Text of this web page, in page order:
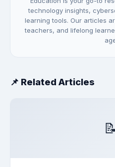
technology insights,
learning tools. Our articles
teachers, and lifelong
📌 Related Articles